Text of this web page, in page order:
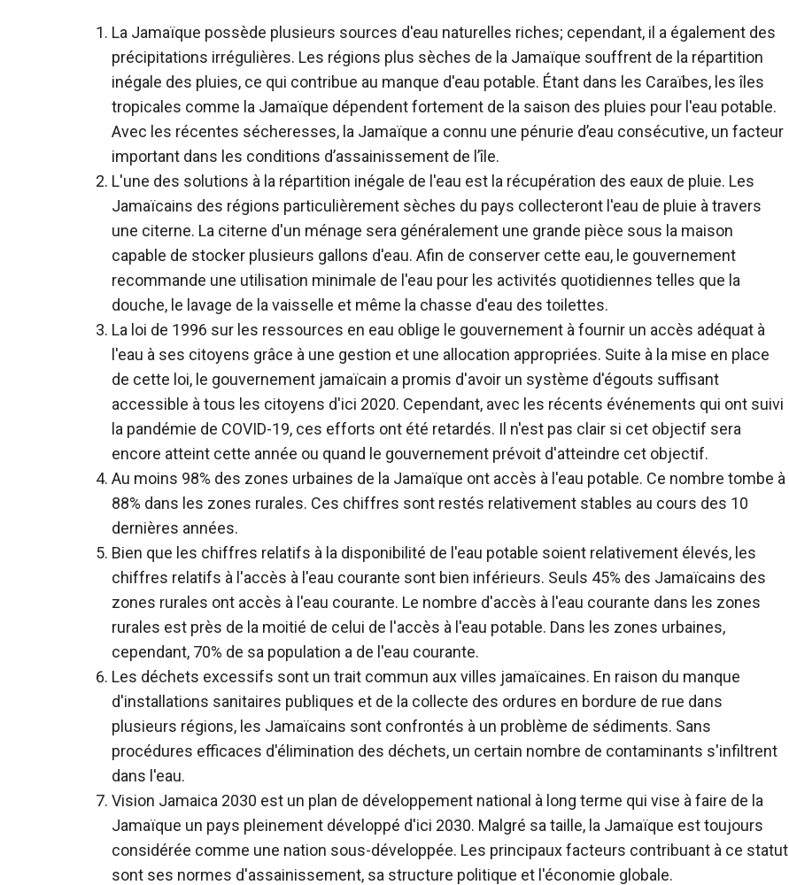
La Jamaïque possède plusieurs sources d'eau naturelles riches; cependant, il a également des
précipitations irrégulières. Les régions plus sèches de la Jamaïque souffrent de la répartition
inégale des pluies, ce qui contribue au manque d'eau potable. Étant dans les Caraïbes, les îles
tropicales comme la Jamaïque dépendent fortement de la saison des pluies pour l'eau potable.
Avec les récentes sécheresses, la Jamaïque a connu une pénurie d’eau consécutive, un facteur
important dans les conditions d’assainissement de l’île.
L'une des solutions à la répartition inégale de l'eau est la récupération des eaux de pluie. Les
Jamaïcains des régions particulièrement sèches du pays collecteront l'eau de pluie à travers
une citerne. La citerne d'un ménage sera généralement une grande pièce sous la maison
capable de stocker plusieurs gallons d'eau. Afin de conserver cette eau, le gouvernement
recommande une utilisation minimale de l'eau pour les activités quotidiennes telles que la
douche, le lavage de la vaisselle et même la chasse d'eau des toilettes.
La loi de 1996 sur les ressources en eau oblige le gouvernement à fournir un accès adéquat à
l'eau à ses citoyens grâce à une gestion et une allocation appropriées. Suite à la mise en place
de cette loi, le gouvernement jamaïcain a promis d'avoir un système d'égouts suffisant
accessible à tous les citoyens d'ici 2020. Cependant, avec les récents événements qui ont suivi
la pandémie de COVID-19, ces efforts ont été retardés. Il n'est pas clair si cet objectif sera
encore atteint cette année ou quand le gouvernement prévoit d'atteindre cet objectif.
Au moins 98% des zones urbaines de la Jamaïque ont accès à l'eau potable. Ce nombre tombe à
88% dans les zones rurales. Ces chiffres sont restés relativement stables au cours des 10
dernières années.
Bien que les chiffres relatifs à la disponibilité de l'eau potable soient relativement élevés, les
chiffres relatifs à l'accès à l'eau courante sont bien inférieurs. Seuls 45% des Jamaïcains des
zones rurales ont accès à l'eau courante. Le nombre d'accès à l'eau courante dans les zones
rurales est près de la moitié de celui de l'accès à l'eau potable. Dans les zones urbaines,
cependant, 70% de sa population a de l'eau courante.
Les déchets excessifs sont un trait commun aux villes jamaïcaines. En raison du manque
d'installations sanitaires publiques et de la collecte des ordures en bordure de rue dans
plusieurs régions, les Jamaïcains sont confrontés à un problème de sédiments. Sans
procédures efficaces d'élimination des déchets, un certain nombre de contaminants s'infiltrent
dans l'eau.
Vision Jamaica 2030 est un plan de développement national à long terme qui vise à faire de la
Jamaïque un pays pleinement développé d'ici 2030. Malgré sa taille, la Jamaïque est toujours
considérée comme une nation sous-développée. Les principaux facteurs contribuant à ce statut
sont ses normes d'assainissement, sa structure politique et l'économie globale.